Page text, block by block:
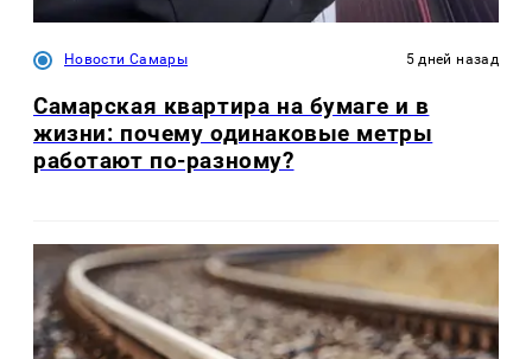
Новости Самары 5 дней назад
Самарская квартира на бумаге и в
жизни: почему одинаковые метры
работают по-разному?